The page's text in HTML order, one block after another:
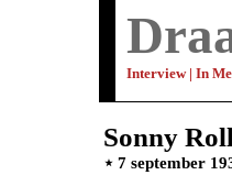
Interview | In
Sonny
⋆ 7 september